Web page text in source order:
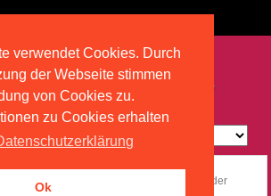
verwendet Cookies. Durch
der Webseite stimmen
von Cookies zu.
zu Cookies erhalten
Ok
ist das Spielen und der Aufenthalt in der